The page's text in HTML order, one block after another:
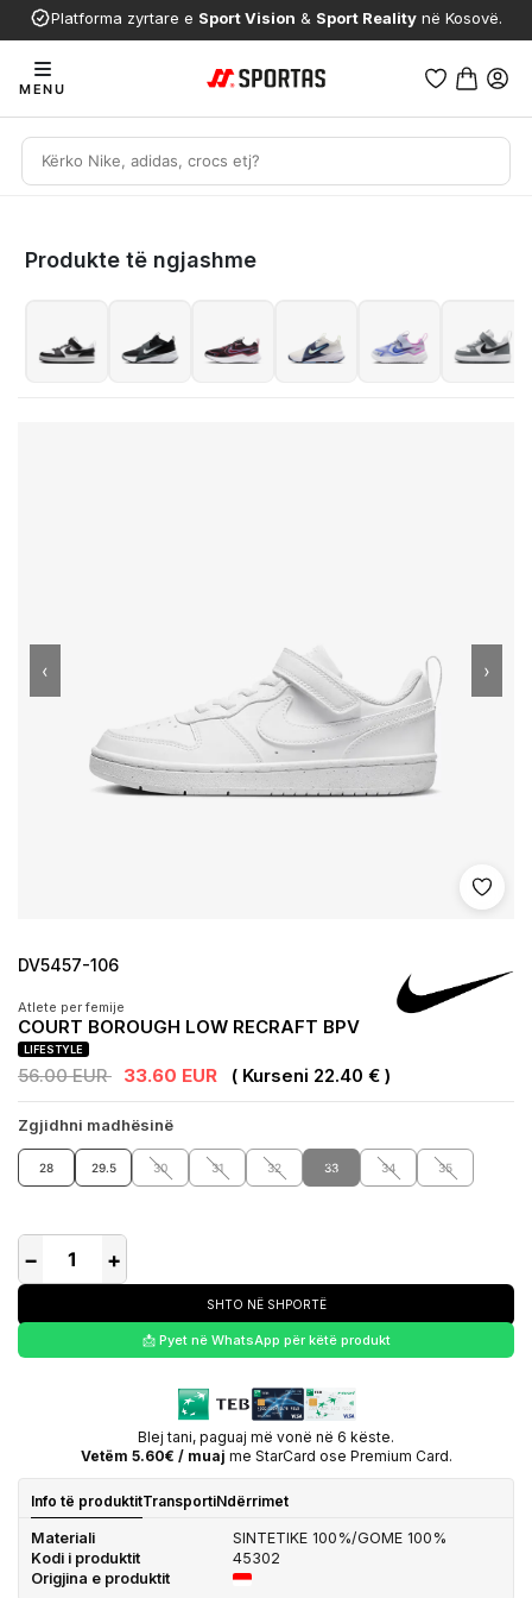
Platforma zyrtare e Sport Vision & Sport Reality në Kosovë.
MENU
Produkte të ngjashme
Shto
‹ ›
DV5457-106
Atlete per femije
COURT BOROUGH LOW RECRAFT BPV
LIFESTYLE
56.00 EUR 33.60 EUR ( Kurseni 22.40 € )
Zgjidhni madhësinë
28 29.5 30 31 32 33 34 35
− +
SHTO NË SHPORTË
📩 Pyet në WhatsApp për këtë produkt
Blej tani, paguaj më vonë në 6 këste.
Vetëm 5.60€ / muaj me StarCard ose Premium Card.
Info të produktitTransportiNdërrimet
Materiali
SINTETIKE 100%/GOME 100%
Kodi i produktit
45302
Origjina e produktit